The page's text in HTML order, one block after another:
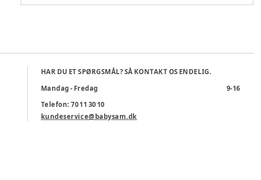
HAR DU ET SPØRGSMÅL? SÅ KONTAKT OS ENDELIG.
Mandag - Fredag
9-16
Telefon: 70 11 30 10
kundeservice@babysam.dk